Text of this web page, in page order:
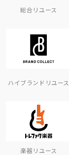
総合リユース
ハイブランドリユース
楽器リユース